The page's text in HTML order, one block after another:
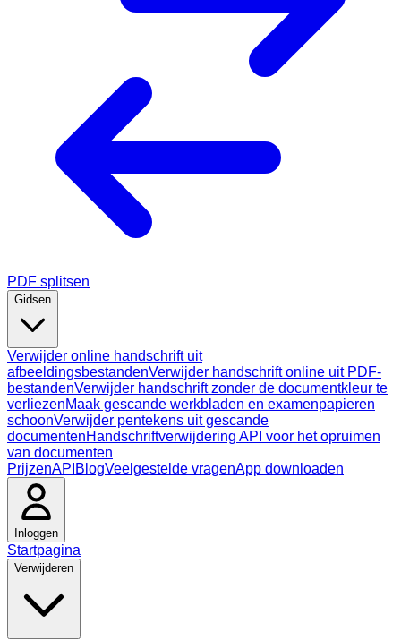
PDF splitsen
Gidsen
Verwijder online handschrift uit
afbeeldingsbestandenVerwijder handschrift online uit PDF-
bestandenVerwijder handschrift zonder de documentkleur te
verliezenMaak gescande werkbladen en examenpapieren
schoonVerwijder pentekens uit gescande
documentenHandschriftverwijdering API voor het opruimen
van documenten
PrijzenAPI BlogVeelgestelde vragenApp downloaden
Inloggen
Startpagina
Verwijderen